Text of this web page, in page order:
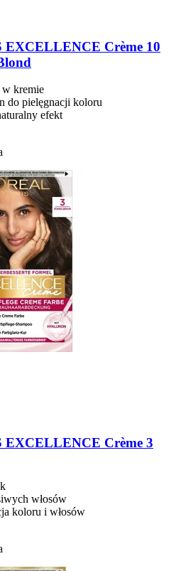
EXCELLENCE Crème 10
kremie
do pielęgnacji koloru
efekt
EXCELLENCE Crème 3
włosów
koloru i włosów